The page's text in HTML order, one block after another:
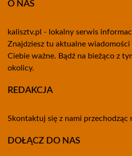
O NAS
kalisztv.pl - lokalny serwis
Znajdziesz tu aktualne wiadomości
Ciebie ważne. Bądź na bieżąco z
okolicy.
REDAKCJA
Skontaktuj się z nami przechodząc
DOŁĄCZ DO NAS